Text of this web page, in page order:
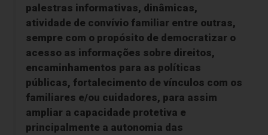
palestras informativas, dinâmicas,
atividade de convívio familiar entre outras,
sempre com o propósito de democratizar o
acesso as informações sobre direitos,
encaminhamentos para as políticas
públicas, fortalecimento de vínculos com os
familiares e/ou cuidadores, para assim
ampliar a capacidade protetiva e
principalmente a autonomia das